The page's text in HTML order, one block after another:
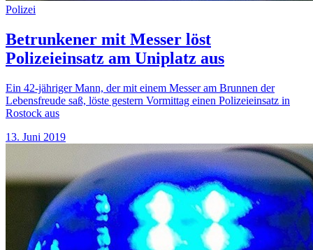
Polizei
Betrunkener mit Messer löst
Polizeieinsatz am Uniplatz aus
Ein 42-jähriger Mann, der mit einem Messer am Brunnen der
Lebensfreude saß, löste gestern Vormittag einen Polizeieinsatz in
Rostock aus
13. Juni 2019